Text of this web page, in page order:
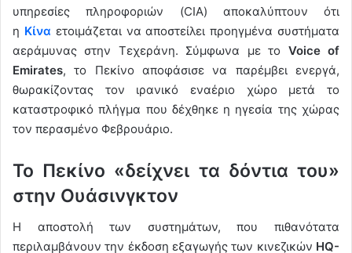
υπηρεσίες πληροφοριών (CIA) αποκαλύπτουν ότι
η Κίνα ετοιμάζεται να αποστείλει προηγμένα συστήματα
αεράμυνας στην Τεχεράνη. Σύμφωνα με το Voice of
Emirates, το Πεκίνο αποφάσισε να παρέμβει ενεργά,
θωρακίζοντας τον ιρανικό εναέριο χώρο μετά το
καταστροφικό πλήγμα που δέχθηκε η ηγεσία της χώρας
τον περασμένο Φεβρουάριο.
Το Πεκίνο «δείχνει τα δόντια του»
στην Ουάσινγκτον
Η αποστολή των συστημάτων, που πιθανότατα
περιλαμβάνουν την έκδοση εξαγωγής των κινεζικών HQ-